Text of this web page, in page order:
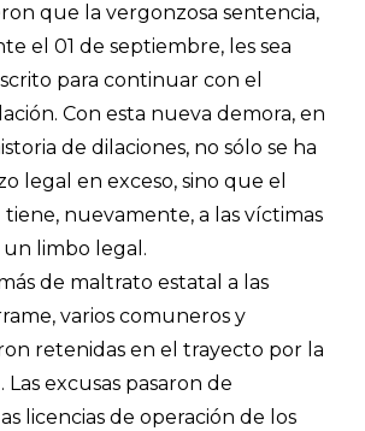
que la vergonzosa sentencia,
el 01 de septiembre, les sea
para continuar con el
Con esta nueva demora, en
de dilaciones, no sólo se ha
legal en exceso, sino que el
tiene, nuevamente, a las víctimas
limbo legal.
de maltrato estatal a las
varios comuneros y
retenidas en el trayecto por la
Las excusas pasaron de
licencias de operación de los